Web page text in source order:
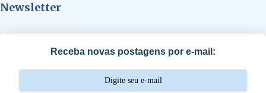
á
s
Newsletter
Receba novas postagens por e-mail: